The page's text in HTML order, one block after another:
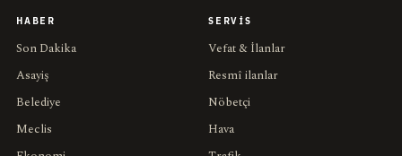
HABER
Son Dakika
Asayiş
Belediye
Meclis
SERVIS
Vefat & İlanlar
Resmî ilanlar
Nöbetçi
Hava